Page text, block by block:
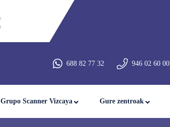
688 82 77 32 946 02 60 00
Grupo Scanner Vizcaya Gure zentroak